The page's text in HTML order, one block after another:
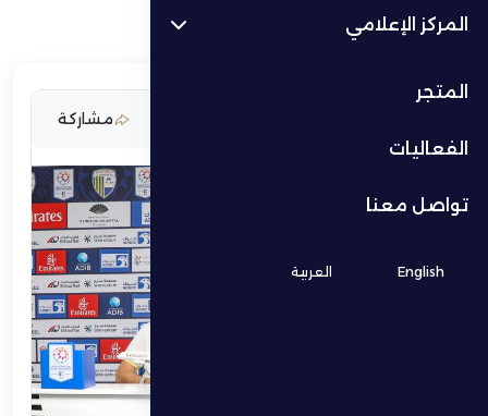
المركز الإعلامي
المتجر
الفعاليات
تواصل معنا
English العربية
مشاركة